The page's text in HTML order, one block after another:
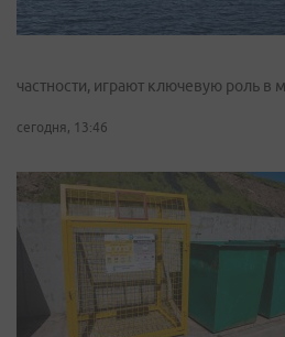
частности, играют ключевую роль в
сегодня, 13:46